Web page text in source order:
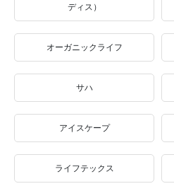
ディス）
オーガニックライフ
サハ
アイスケープ
ライフテックス